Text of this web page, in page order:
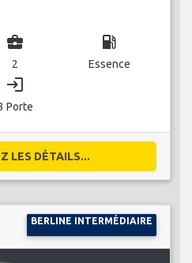
business_center
2
local_gas_station
Essence
login
Porte
LES DÉTAILS...
BERLINE INTERMÉDIAIRE